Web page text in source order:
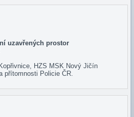
uzavřených prostor
HZS MSK Nový Jičín
přítomnosti Policie ČR.